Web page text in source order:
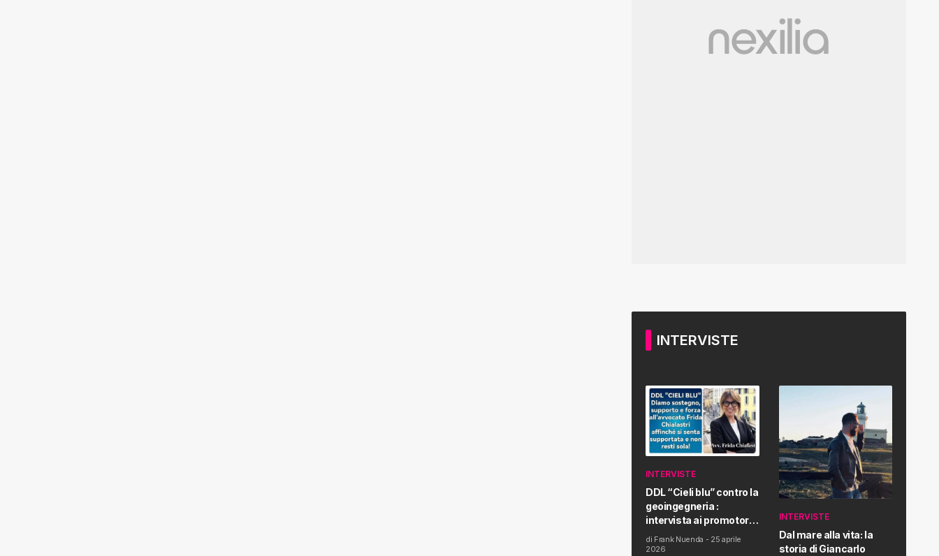
INTERVISTE
INTERVISTE
DDL “Cieli blu” contro la
geoingegneria :
intervista ai promotori
della tematica e della
Proposta di Legge
di Frank Nuenda - 25 aprile
2026
INTERVISTE
Dal mare alla vita: la
storia di Giancarlo